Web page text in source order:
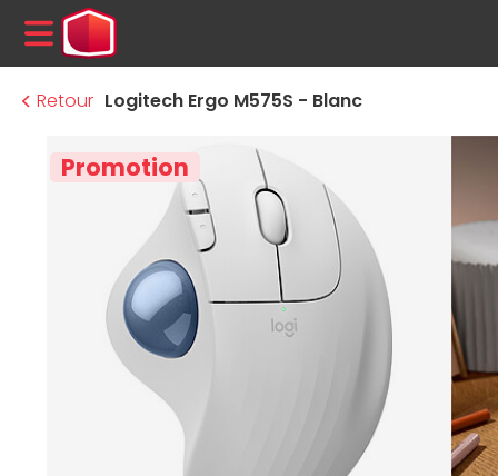
MENU
Retour Logitech Ergo M575S - Blanc
Promotion